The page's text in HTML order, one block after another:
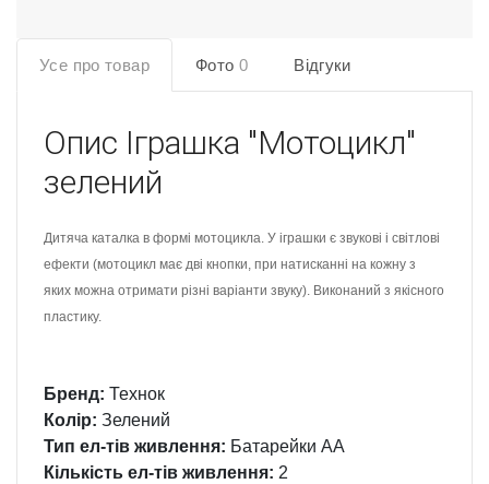
Усе про товар Фото 0 Відгуки
Опис Іграшка "Мотоцикл"
зелений
Дитяча каталка в формі мотоцикла. У іграшки є звукові і світлові
ефекти (мотоцикл має дві кнопки, при натисканні на кожну з
яких можна отримати різні варіанти звуку). Виконаний з якісного
пластику.
Бренд: Технок
Колір: Зелений
Тип ел-тів живлення: Батарейки АА
Кількість ел-тів живлення: 2